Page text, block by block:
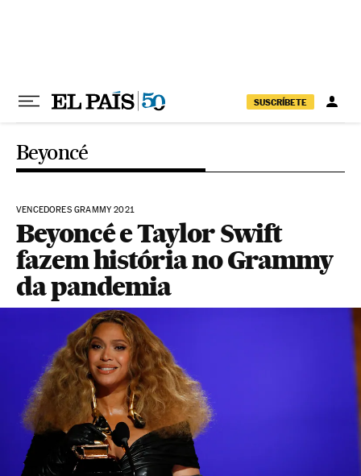
SUSCRÍBETE
Beyoncé
VENCEDORES GRAMMY 2021
Beyoncé e Taylor Swift
fazem história no Grammy
da pandemia